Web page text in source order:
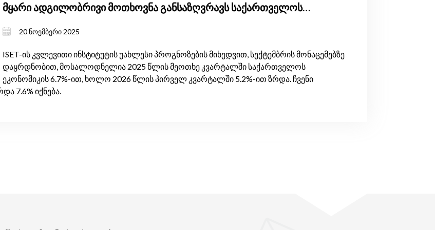
მყარი ადგილობრივი მოთხოვნა განსაზღვრავს საქართველოს
20 ნოემბერი 2025
ISET-ის კვლევითი ინსტიტუტის უახლესი პროგნოზების მიხედვით, სექტემბრის მონაცემებზე
დაყრდნობით, მოსალოდნელია 2025 წლის მეოთხე კვარტალში საქართველოს
ეკონომიკის 6.7%-ით, ხოლო 2026 წლის პირველ კვარტალში 5.2%-ით ზრდა. ჩვენი
7.6% იქნება.